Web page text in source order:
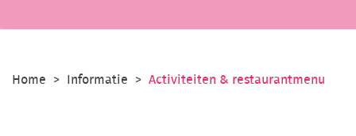
Home Informatie Activiteiten & restaurantmenu